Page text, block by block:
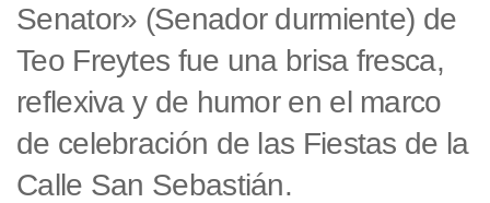
Senator» (Senador durmiente) de
Teo Freytes fue una brisa fresca,
reflexiva y de humor en el marco
de celebración de las Fiestas de la
Calle San Sebastián.